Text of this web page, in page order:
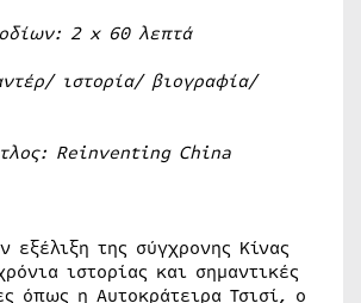
2 x60 λεπτά
ιστορία/ βιογραφία/
Reinventing China
εξέλιξη της σύγχρονης Κίνας
ιστορίας και σημαντικές
όπως η Αυτοκράτειρα Τσισί, ο